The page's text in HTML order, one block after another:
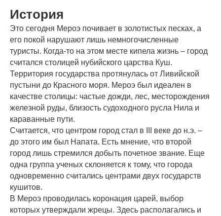
История
Это сегодня Мероэ почивает в золотистых песках, а
его покой нарушают лишь немногочисленные
туристы. Когда-то на этом месте кипела жизнь – город
считался столицей нубийского царства Куш.
Территория государства протянулась от Ливийской
пустыни до Красного моря. Мероэ был идеален в
качестве столицы: частые дожди, лес, месторождения
железной руды, близость судоходного русла Нила и
караванные пути.
Считается, что центром город стал в III веке до н.э. –
до этого им был Напата. Есть мнение, что второй
город лишь стремился добыть почетное звание. Еще
одна группа ученых склоняется к тому, что города
одновременно считались центрами двух государств
кушитов.
В Мероэ проводилась коронация царей, выбор
которых утверждали жрецы. Здесь располагались и